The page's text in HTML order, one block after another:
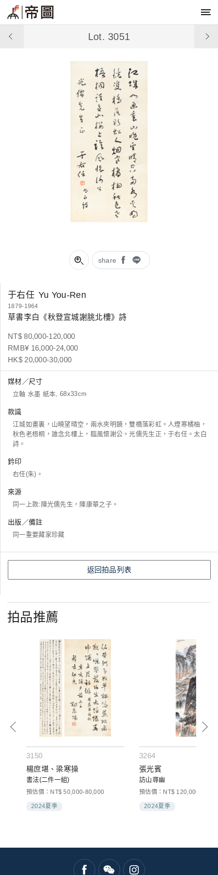
share
Lot. 3051
于右任 Yu You-Ren
1879-1964
草書李白《秋登宣城謝脁北樓》詩
NT$ 80,000-120,000
RMB¥ 16,000-24,000
HK$ 20,000-30,000
媒材／尺寸
立軸 水墨 紙本, 68x33cm
款識
江城如畫裏，山曉望晴空，兩水夾明鏡，雙橋落彩虹。人煙寒橘柚，
秋色老梧桐，誰念北樓上，臨風懷謝公。光儒先生正，于右任。太白
詩。
鈐印
右任(朱)。
來源
同一上款:陳光儒先生，陳康華之子。
出版／備註
同一重要藏家珍藏
返回拍品列表
拍品推薦
3150
楊庶堪、梁寒操
書法(二件一組)
預估價：NT$ 50,000-80,000
2024夏季
3264
張光賓
訪山尋幽
預估價：NT$ 120,000-
2024夏季